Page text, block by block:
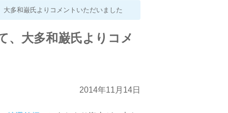
多和巌氏よりコメントいただいました
、大多和巌氏よりコメ
2014年11月14日